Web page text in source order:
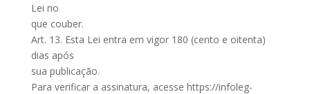
Lei no
que couber.
Art. 13. Esta Lei entra em vigor 180 (cento e oitenta)
dias após
sua publicação.
Para verificar a assinatura, acesse https://infoleg-